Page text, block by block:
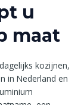
u
maat
kozijnen,
in Nederland en